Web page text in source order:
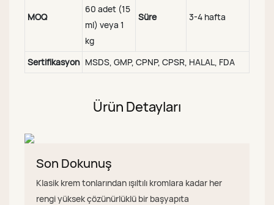
MOQ
60 adet (15
ml) veya 1
kg
Süre 3-4 hafta
Sertifikasyon MSDS, GMP, CPNP, CPSR, HALAL, FDA
Ürün Detayları
Son Dokunuş
Klasik krem ​​tonlarından ışıltılı kromlara kadar her
rengi yüksek çözünürlüklü bir başyapıta